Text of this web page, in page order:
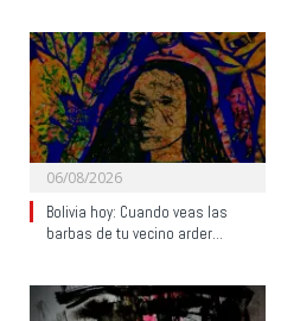
06/08/2026
Bolivia hoy: Cuando veas las
barbas de tu vecino arder…